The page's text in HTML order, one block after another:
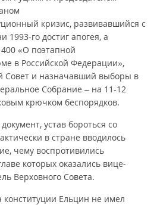
кризис, развивавшийся с
1993-го достиг апогея, а
«О поэтапной
в Российской Федерации»,
Совет и назначавший выборы в
Собрание – на 11-12
крючком беспорядков.
устав бороться со
в стране вводилось
чему воспротивились
которых оказались вице-
Верховного Совета.
конституции Ельцин не имел